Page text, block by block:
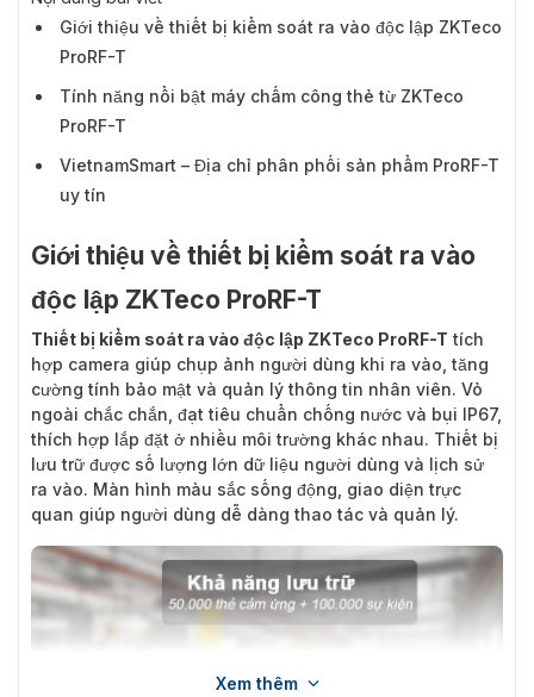
Giới thiệu về thiết bị kiểm soát ra vào độc lập ZKTeco
ProRF-T
Tính năng nổi bật máy chấm công thẻ từ ZKTeco
ProRF-T
VietnamSmart – Địa chỉ phân phối sản phẩm ProRF-T
uy tín
Giới thiệu về thiết bị kiểm soát ra vào
độc lập ZKTeco ProRF-T
Thiết bị kiểm soát ra vào độc lập ZKTeco ProRF-T tích
hợp camera giúp chụp ảnh người dùng khi ra vào, tăng
cường tính bảo mật và quản lý thông tin nhân viên. Vỏ
ngoài chắc chắn, đạt tiêu chuẩn chống nước và bụi IP67,
thích hợp lắp đặt ở nhiều môi trường khác nhau. Thiết bị
lưu trữ được số lượng lớn dữ liệu người dùng và lịch sử
ra vào. Màn hình màu sắc sống động, giao diện trực
quan giúp người dùng dễ dàng thao tác và quản lý.
Xem thêm